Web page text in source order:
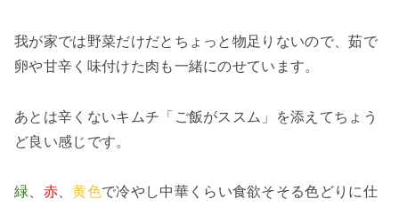
我が家では野菜だけだとちょっと物足りないので、茹で
卵や甘辛く味付けた肉も一緒にのせています。
あとは辛くないキムチ「ご飯がススム」を添えてちょう
ど良い感じです。
緑 赤、黄色で冷やし中華くらい食欲そそる色どりに仕